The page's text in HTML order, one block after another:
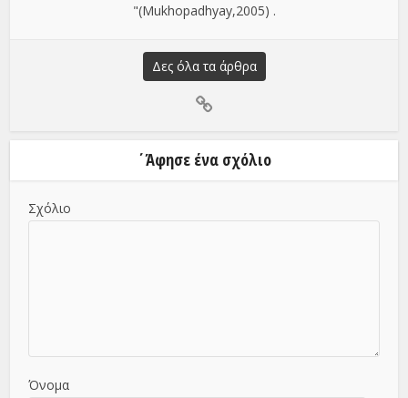
"(Mukhopadhyay,2005) .
Δες όλα τα άρθρα
΄Άφησε ένα σχόλιο
Σχόλιο
Όνομα